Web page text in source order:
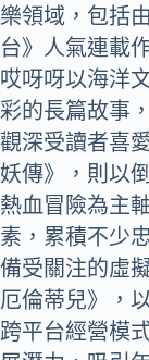
樂領域，包括
台》人氣連載
哎呀呀以海洋
彩的長篇故事
觀深受讀者喜
妖傳》，則以
熱血冒險為主
素，累積不少
備受關注的虛
厄倫蒂兒》，
跨平台經營模